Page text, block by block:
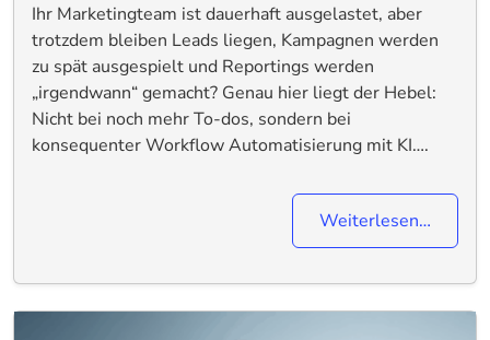
Ihr Marketingteam ist dauerhaft ausgelastet, aber
trotzdem bleiben Leads liegen, Kampagnen werden
zu spät ausgespielt und Reportings werden
„irgendwann“ gemacht? Genau hier liegt der Hebel:
Nicht bei noch mehr To-dos, sondern bei
konsequenter Workflow Automatisierung mit KI….
Weiterlesen…